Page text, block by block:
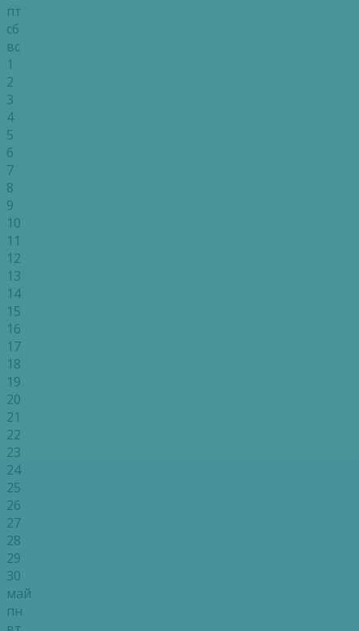
пт
сб
вс
1
2
3
4
5
6
7
8
9
10
11
12
13
14
15
16
17
18
19
20
21
22
23
24
25
26
27
28
29
30
май
пн